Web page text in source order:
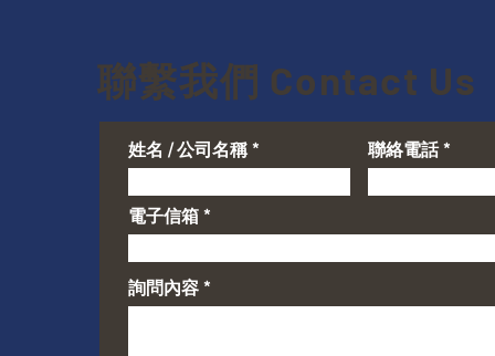
聯繫我們 Contact Us
姓名 / 公司名稱 聯絡電話
電子信箱
詢問內容